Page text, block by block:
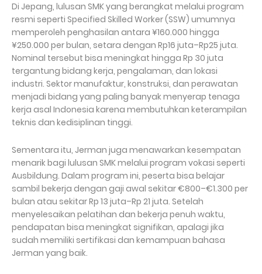
Di Jepang, lulusan SMK yang berangkat melalui program
resmi seperti Specified Skilled Worker (SSW) umumnya
memperoleh penghasilan antara ¥160.000 hingga
¥250.000 per bulan, setara dengan Rp16 juta–Rp25 juta.
Nominal tersebut bisa meningkat hingga Rp 30 juta
tergantung bidang kerja, pengalaman, dan lokasi
industri. Sektor manufaktur, konstruksi, dan perawatan
menjadi bidang yang paling banyak menyerap tenaga
kerja asal Indonesia karena membutuhkan keterampilan
teknis dan kedisiplinan tinggi.
Sementara itu, Jerman juga menawarkan kesempatan
menarik bagi lulusan SMK melalui program vokasi seperti
Ausbildung. Dalam program ini, peserta bisa belajar
sambil bekerja dengan gaji awal sekitar €800–€1.300 per
bulan atau sekitar Rp 13 juta–Rp 21 juta. Setelah
menyelesaikan pelatihan dan bekerja penuh waktu,
pendapatan bisa meningkat signifikan, apalagi jika
sudah memiliki sertifikasi dan kemampuan bahasa
Jerman yang baik.